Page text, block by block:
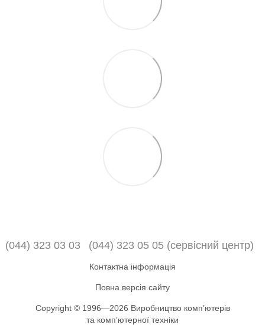
(044) 323 03 03 (044) 323 05 05 (сервісний центр)
Контактна інформація
Повна версія сайту
Copyright © 1996—2026 Виробництво компʼютерів
та компʼютерної техніки